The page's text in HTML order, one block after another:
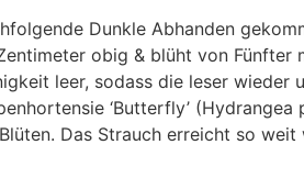
Dunkle Abhanden
obig & blüht von Fünfter
leer, sodass die leser wieder
‘Butterfly’ (Hydrangea
Das Strauch erreicht so weit